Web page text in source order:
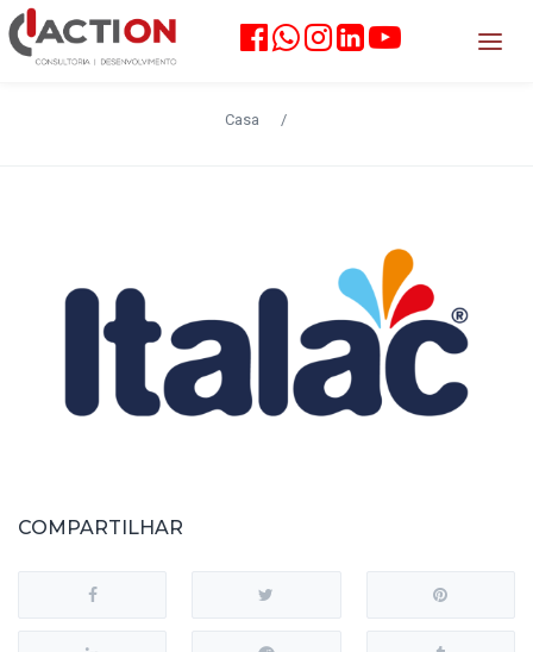
Casa /
COMPARTILHAR